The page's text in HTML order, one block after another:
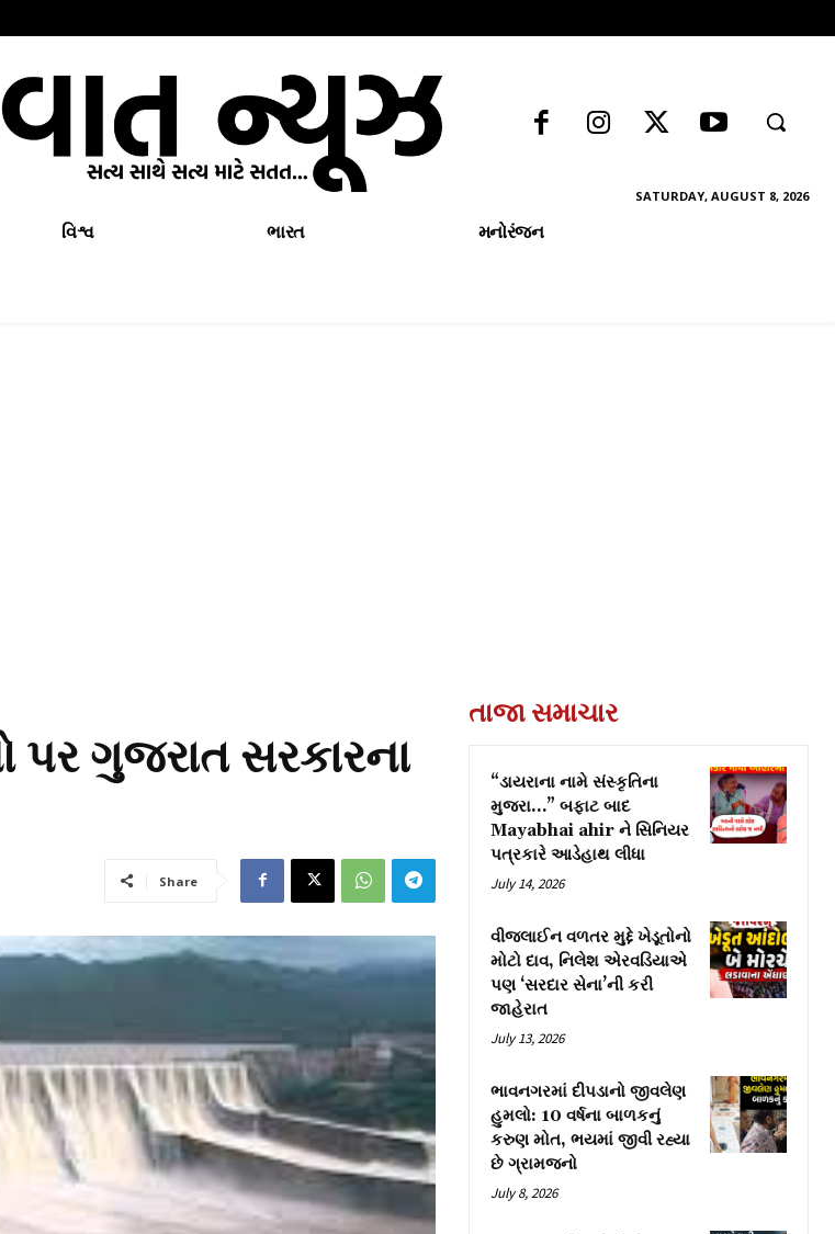
SATURDAY, AUGUST 8, 2026
વિશ્વ ભારત મનોરંજન
પર ગુજરાત સરકારના
Share
તાજા સમાચાર
“ડાયરાના નામે સંસ્કૃતિના
મુજરા…” બફાટ બાદ
Mayabhai ahir ને સિનિયર
પત્રકારે આડેહાથ લીધા
July 14, 2026
વીજલાઈન વળતર મુદ્દે ખેડૂતોનો
મોટો દાવ, નિલેશ એરવડિયાએ
પણ ‘સરદાર સેના’ની કરી
જાહેરાત
July 13, 2026
ભાવનગરમાં દીપડાનો જીવલેણ
હુમલો: 10 વર્ષના બાળકનું
કરુણ મોત, ભયમાં જીવી રહ્યા
છે ગ્રામજનો
July 8, 2026